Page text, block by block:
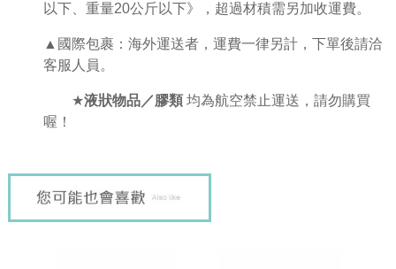
以下、重量20公斤以下》，超過材積需另加收運費。
▲國際包裹：海外運送者，運費一律另計，下單後請洽
客服人員。
★液狀物品／膠類均為航空禁止運送，請勿購買
喔！